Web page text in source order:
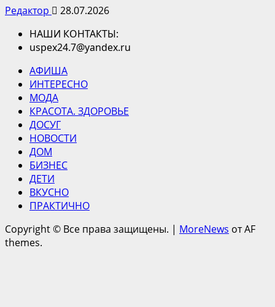
Редактор
28.07.2026
НАШИ КОНТАКТЫ:
uspex24.7@yandex.ru
АФИША
ИНТЕРЕСНО
МОДА
КРАСОТА. ЗДОРОВЬЕ
ДОСУГ
НОВОСТИ
ДОМ
БИЗНЕС
ДЕТИ
ВКУСНО
ПРАКТИЧНО
Copyright © Все права защищены. | MoreNews от AF
themes.